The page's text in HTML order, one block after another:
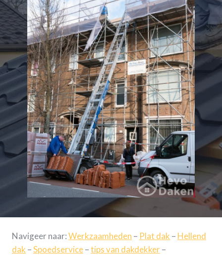
Navigeer naar:Werkzaamheden – Plat dak – Hellend
dak –Spoedservice–tips van dakdekker–